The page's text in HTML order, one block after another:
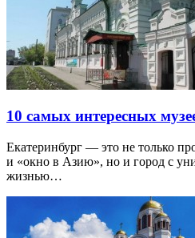
10 самых интересных
Екатеринбург — это не только
и «окно в Азию», но и город с
жизнью…